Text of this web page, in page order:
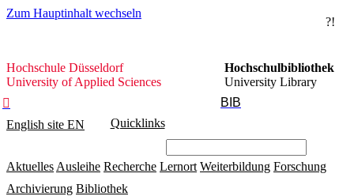
Zum Hauptinhalt wechseln
?!
Hochschule
Düsseldorf
Hochschule Düsseldorf
University of Applied Sciences
Hochschulbibliothek
University Library

BIB
English site EN Quicklinks
Aktuelles Ausleihe Recherche Lernort Weiterbildung Forschung
Archivierung Bibliothek